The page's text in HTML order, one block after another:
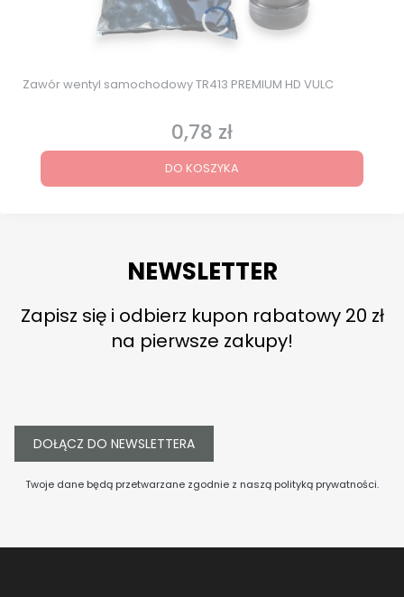
Zawór wentyl samochodowy TR413 PREMIUM HD VULC
Cena
0,78 zł
DO KOSZYKA
NEWSLETTER
Zapisz się i odbierz kupon rabatowy 20 zł
na pierwsze zakupy!
DOŁĄCZ DO NEWSLETTERA
Twoje dane będą przetwarzane zgodnie z naszą polityką prywatności.